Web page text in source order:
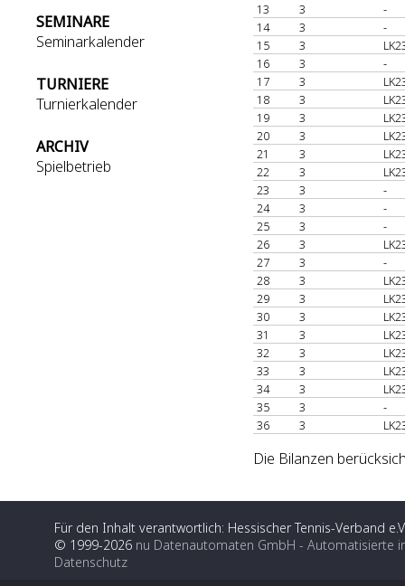
SEMINARE
Seminarkalender
TURNIERE
Turnierkalender
ARCHIV
Spielbetrieb
13
3
-
14
3
-
15
3
16
3
-
17
3
18
3
19
3
20
3
21
3
22
3
23
3
-
24
3
-
25
3
-
26
3
27
3
-
28
3
29
3
30
3
31
3
32
3
33
3
34
3
35
3
-
36
3
Die Bilanzen
Für den Inhalt verantwortlich: Hessischer Tennis-Verband
© 1999-2026 nu Datenautomaten GmbH - Automatisierte
Datenschutz